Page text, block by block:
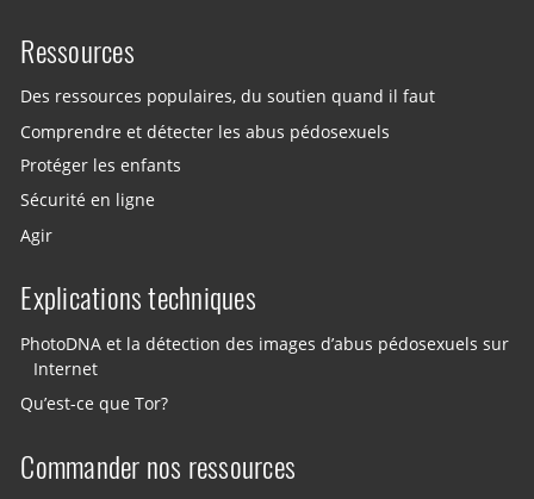
Ressources
Des ressources populaires, du soutien quand il faut
Comprendre et détecter les abus pédosexuels
Protéger les enfants
Sécurité en ligne
Agir
Explications techniques
PhotoDNA et la détection des images d’abus pédosexuels sur
Internet
Qu’est-ce que Tor?
Commander nos ressources